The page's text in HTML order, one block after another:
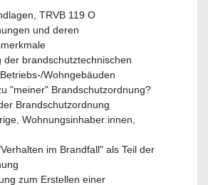
TRVB 119 O
und deren
der brandschutztechnischen
Wohngebäuden
"meiner" Brandschutzordnung?
Brandschutzordnung
Wohnungsinhaber:innen,
im Brandfall" als Teil der
zum Erstellen einer